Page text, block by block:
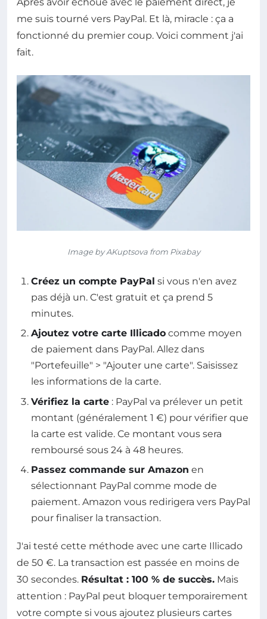
me suis tourné vers PayPal. Et là, miracle : ça a
fonctionné du premier coup. Voici comment j'ai
fait.
Image by AKuptsova from Pixabay
Créez un compte PayPal si vous n'en avez
pas déjà un. C'est gratuit et ça prend 5
minutes.
Ajoutez votre carte Illicado comme moyen
de paiement dans PayPal. Allez dans
"Portefeuille" > "Ajouter une carte". Saisissez
les informations de la carte.
Vérifiez la carte : PayPal va prélever un petit
montant (généralement 1 €) pour vérifier que
la carte est valide. Ce montant vous sera
remboursé sous 24 à 48 heures.
Passez commande sur Amazon en
sélectionnant PayPal comme mode de
paiement. Amazon vous redirigera vers PayPal
pour finaliser la transaction.
J'ai testé cette méthode avec une carte Illicado
de 50 €. La transaction est passée en moins de
30 secondes. Résultat : 100 % de succès. Mais
attention : PayPal peut bloquer temporairement
votre compte si vous ajoutez plusieurs cartes